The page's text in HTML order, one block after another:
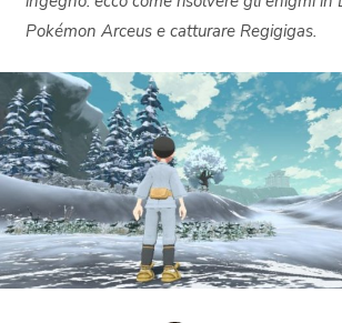
Pokémon Arceus e catturare Regigigas.